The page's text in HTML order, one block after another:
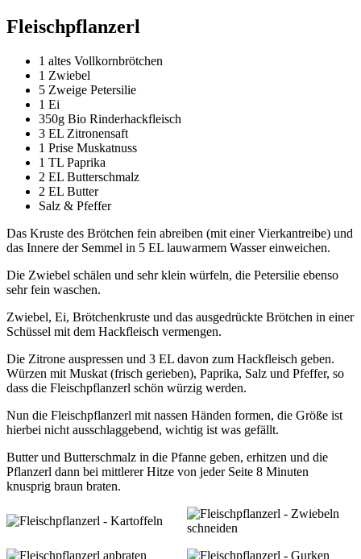
Fleischpflanzerl
1 altes Vollkornbrötchen
1 Zwiebel
5 Zweige Petersilie
1 Ei
350g Bio Rinderhackfleisch
3 EL Zitronensaft
1 Prise Muskatnuss
1 TL Paprika
2 EL Butterschmalz
2 EL Butter
Salz & Pfeffer
Das Kruste des Brötchen fein abreiben (mit einer Vierkantreibe) und
das Innere der Semmel in 5 EL lauwarmem Wasser einweichen.
Die Zwiebel schälen und sehr klein würfeln, die Petersilie ebenso
sehr fein waschen.
Zwiebel, Ei, Brötchenkruste und das ausgedrückte Brötchen in einer
Schüssel mit dem Hackfleisch vermengen.
Die Zitrone auspressen und 3 EL davon zum Hackfleisch geben.
Würzen mit Muskat (frisch gerieben), Paprika, Salz und Pfeffer, so
dass die Fleischpflanzerl schön würzig werden.
Nun die Fleischpflanzerl mit nassen Händen formen, die Größe ist
hierbei nicht ausschlaggebend, wichtig ist was gefällt.
Butter und Butterschmalz in die Pfanne geben, erhitzen und die
Pflanzerl dann bei mittlerer Hitze von jeder Seite 8 Minuten
knusprig braun braten.